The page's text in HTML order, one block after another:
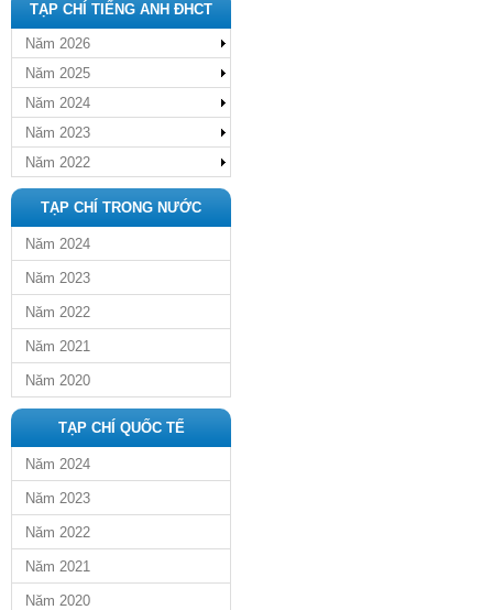
TẠP CHÍ TIẾNG ANH ĐHCT
Năm 2026
Năm 2025
Năm 2024
Năm 2023
Năm 2022
TẠP CHÍ TRONG NƯỚC
Năm 2024
Năm 2023
Năm 2022
Năm 2021
Năm 2020
TẠP CHÍ QUỐC TẾ
Năm 2024
Năm 2023
Năm 2022
Năm 2021
Năm 2020